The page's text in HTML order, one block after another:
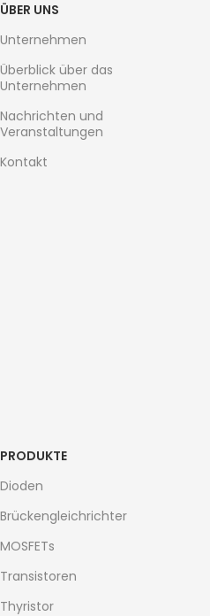
ÜBER UNS
Unternehmen
Überblick über das
Unternehmen
Nachrichten und
Veranstaltungen
Kontakt
PRODUKTE
Dioden
Brückengleichrichter
MOSFETs
Transistoren
Thyristor